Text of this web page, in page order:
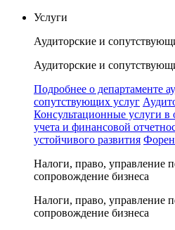
Услуги
Аудиторские и
Аудиторские и
Подробнее о департаменте
сопутствующих услуг
Консультационные услуги в
учета и финансовой
устойчивого развития
Налоги, право, управление
сопровождение бизнеса
Налоги, право, управление
сопровождение бизнеса